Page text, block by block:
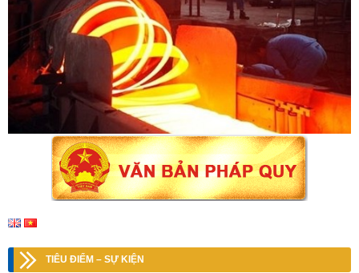
TIÊU ĐIỂM – SỰ KIỆN